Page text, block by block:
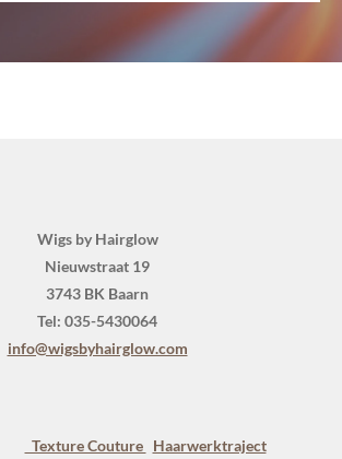
Wigs by Hairglow
Nieuwstraat 19
3743 BK Baarn
Tel: 035-5430064
info@wigsbyhairglow.com
Texture Couture Haarwerktraject